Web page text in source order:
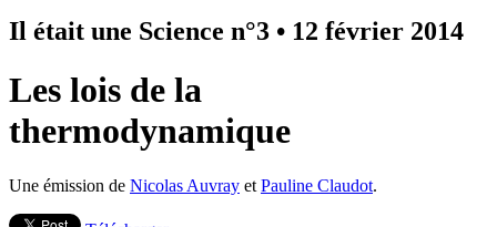
Il était une Science n°3 • 12 février 2014
Les lois de la
thermodynamique
Une émission de Nicolas Auvray et Pauline Claudot.